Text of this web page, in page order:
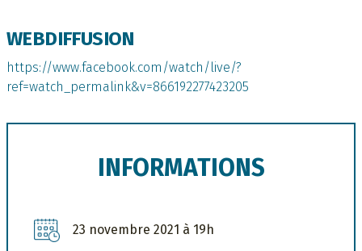
WEBDIFFUSION
https://www.facebook.com/watch/live/?
ref=watch_permalink&v=866192277423205
INFORMATIONS
23 novembre 2021 à 19h